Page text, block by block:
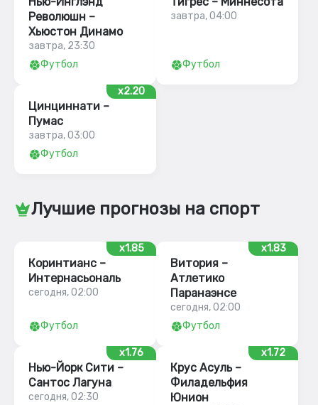
Революшн –
Хьюстон Динамо
завтра, 23:30
Футбол
завтра, 04:00
Футбол
x2.20
Цинциннати –
Пумас
завтра, 03:00
Футбол
Лучшие прогнозы на спорт
x1.85
Коринтианс –
Интернасьональ
сегодня, 02:00
Футбол
x1.83
Витория –
Атлетико
Паранаэнсе
сегодня, 02:00
Футбол
x1.76
Нью-Йорк Сити –
Сантос Лагуна
сегодня, 02:30
x1.72
Крус Асуль –
Филадельфия
Юнион